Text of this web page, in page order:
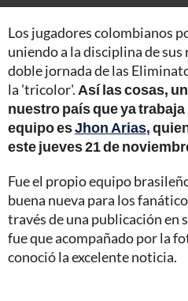
Los jugadores colombianos
uniendo a la disciplina de
doble jornada de las
la 'tricolor'. Así las cosas,
nuestro país que ya
equipo esJhon Arias,
este jueves 21 de
Fue el propio equipo
buena nueva para los
través de una publicación en
fue que acompañado por la
conoció la excelente noticia.